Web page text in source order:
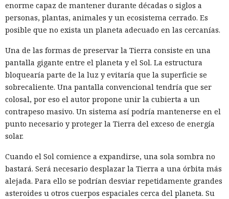
enorme capaz de mantener durante décadas o siglos a
personas, plantas, animales y un ecosistema cerrado. Es
posible que no exista un planeta adecuado en las cercanías.
Una de las formas de preservar la Tierra consiste en una
pantalla gigante entre el planeta y el Sol. La estructura
bloquearía parte de la luz y evitaría que la superficie se
sobrecaliente. Una pantalla convencional tendría que ser
colosal, por eso el autor propone unir la cubierta a un
contrapeso masivo. Un sistema así podría mantenerse en el
punto necesario y proteger la Tierra del exceso de energía
solar.
Cuando el Sol comience a expandirse, una sola sombra no
bastará. Será necesario desplazar la Tierra a una órbita más
alejada. Para ello se podrían desviar repetidamente grandes
asteroides u otros cuerpos espaciales cerca del planeta. Su